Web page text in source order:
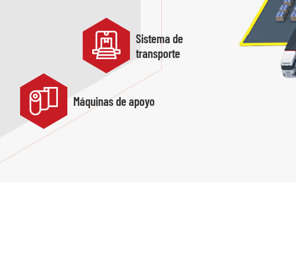
Sistema de
transporte
Máquinas de apoyo